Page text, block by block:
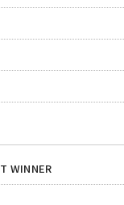
WINNER